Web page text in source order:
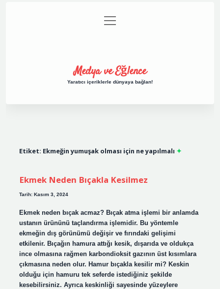
Gizlilik Politikası
menüyü
aç
Medya ve Eğlence
Yaratıcı içeriklerle dünyaya bağlan!
Etiket: Ekmeğin yumuşak olması için ne yapılmalı
Ekmek Neden Bıçakla Kesilmez
Tarih: Kasım 3, 2024
Ekmek neden bıçak acmaz? Bıçak atma işlemi bir anlamda
ustanın ürününü taçlandırma işlemidir. Bu yöntemle
ekmeğin dış görünümü değişir ve fırındaki gelişimi
etkilenir. Bıçağın hamura attığı kesik, dışarıda ve oldukça
ince olmasına rağmen karbondioksit gazının üst kısımlara
çıkmasına neden olur. Hamur bıçakla kesilir mi? Keskin
olduğu için hamuru tek seferde istediğiniz şekilde
kesebilirsiniz. Ayrıca keskinliği sayesinde yüzeylere